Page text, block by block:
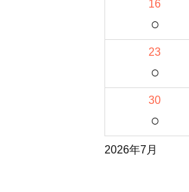
16
○
23
○
30
○
2026年7月